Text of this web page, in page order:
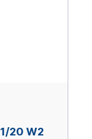
20 W2